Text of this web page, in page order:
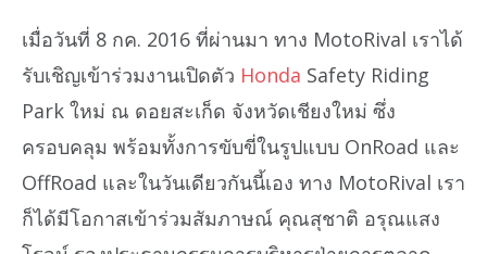
เมื่อวันที่ 8 กค. 2016 ที่ผ่านมา ทาง MotoRival เราได้
รับเชิญเข้าร่วมงานเปิดตัว Honda Safety Riding
Park ใหม่ ณ ดอยสะเก็ด จังหวัดเชียงใหม่ ซึ่ง
ครอบคลุม พร้อมทั้งการขับขี่ในรูปแบบ OnRoad และ
OffRoad และในวันเดียวกันนี้เอง ทาง MotoRival เรา
ก็ได้มีโอกาสเข้าร่วมสัมภาษณ์ คุณสุชาติ อรุณแสง